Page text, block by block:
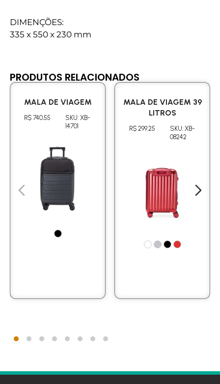
DIMENÇÕES:
335 x 550 x 230 mm
PRODUTOS RELACIONADOS
MALA DE VIAGEM
R$ 740.55
SKU: XB-
14701
MALA DE VIAGEM 39
LITROS
R$ 299.25
SKU: XB-
08242